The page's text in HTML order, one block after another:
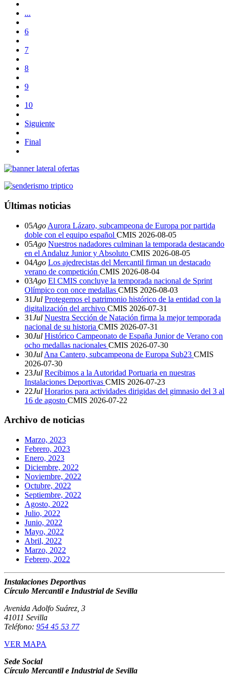
...
6
7
8
9
10
Siguiente
Final
Últimas noticias
05Ago Aurora Lázaro, subcampeona de Europa por partida
doble con el equipo español CMIS 2026-08-05
05Ago Nuestros nadadores culminan la temporada destacando
en el Andaluz Junior y Absoluto CMIS 2026-08-05
04Ago Los ajedrecistas del Mercantil firman un destacado
verano de competición CMIS 2026-08-04
03Ago El CMIS concluye la temporada nacional de Sprint
Olímpico con once medallas CMIS 2026-08-03
31Jul Protegemos el patrimonio histórico de la entidad con la
digitalización del archivo CMIS 2026-07-31
31Jul Nuestra Sección de Natación firma la mejor temporada
nacional de su historia CMIS 2026-07-31
30Jul Histórico Campeonato de España Junior de Verano con
ocho medallas nacionales CMIS 2026-07-30
30Jul Ana Cantero, subcampeona de Europa Sub23 CMIS
2026-07-30
23Jul Recibimos a la Autoridad Portuaria en nuestras
Instalaciones Deportivas CMIS 2026-07-23
22Jul Horarios para actividades dirigidas del gimnasio del 3 al
16 de agosto CMIS 2026-07-22
Archivo de noticias
Marzo, 2023
Febrero, 2023
Enero, 2023
Diciembre, 2022
Noviembre, 2022
Octubre, 2022
Septiembre, 2022
Agosto, 2022
Julio, 2022
Junio, 2022
Mayo, 2022
Abril, 2022
Marzo, 2022
Febrero, 2022
Instalaciones Deportivas
Círculo Mercantil e Industrial de Sevilla
Avenida Adolfo Suárez, 3
41011 Sevilla
Teléfono: 954 45 53 77
VER MAPA
Sede Social
Círculo Mercantil e Industrial de Sevilla